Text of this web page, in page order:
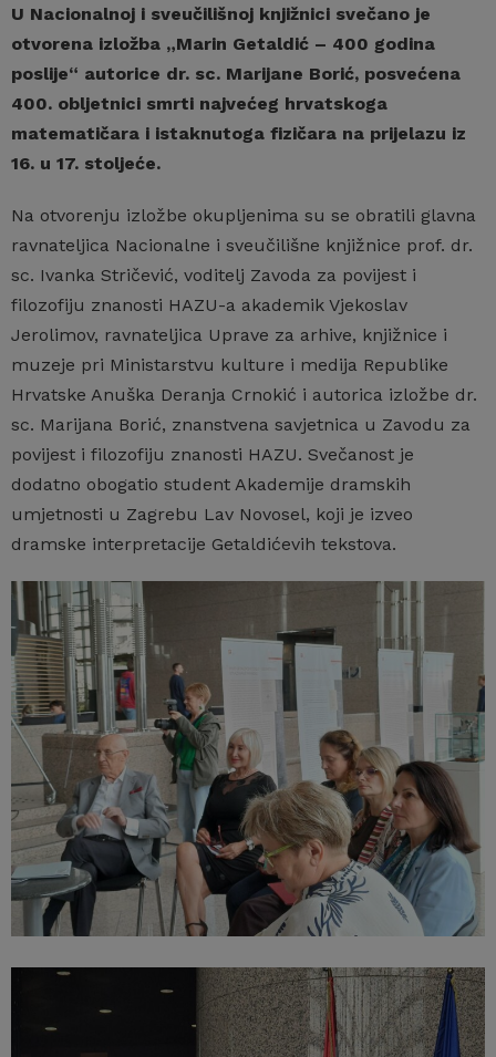
U Nacionalnoj i sveučilišnoj knjižnici svečano je
otvorena izložba „Marin Getaldić – 400 godina
poslije“ autorice dr. sc. Marijane Borić, posvećena
400. obljetnici smrti najvećeg hrvatskoga
matematičara i istaknutoga fizičara na prijelazu iz
16. u 17. stoljeće.
Na otvorenju izložbe okupljenima su se obratili glavna
ravnateljica Nacionalne i sveučilišne knjižnice prof. dr.
sc. Ivanka Stričević, voditelj Zavoda za povijest i
filozofiju znanosti HAZU-a akademik Vjekoslav
Jerolimov, ravnateljica Uprave za arhive, knjižnice i
muzeje pri Ministarstvu kulture i medija Republike
Hrvatske Anuška Deranja Crnokić i autorica izložbe dr.
sc. Marijana Borić, znanstvena savjetnica u Zavodu za
povijest i filozofiju znanosti HAZU. Svečanost je
dodatno obogatio student Akademije dramskih
umjetnosti u Zagrebu Lav Novosel, koji je izveo
dramske interpretacije Getaldićevih tekstova.